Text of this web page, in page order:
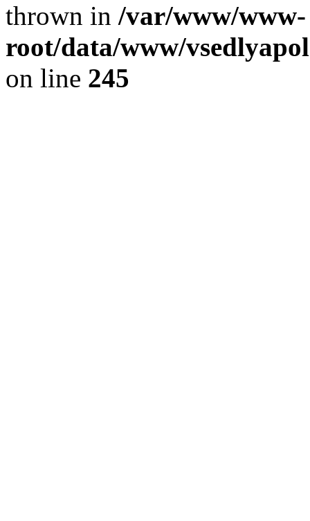
thrown in /var/www/www-
root/data/www/
on line 245